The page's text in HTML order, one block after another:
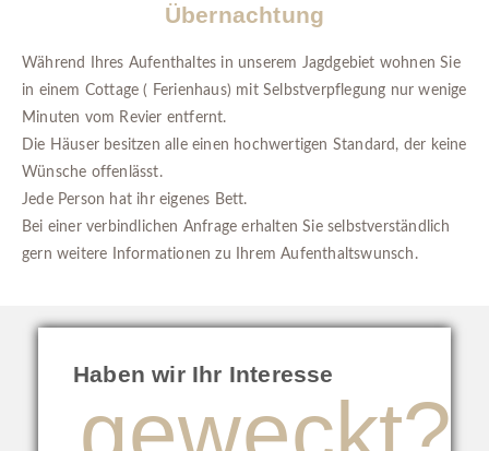
Übernachtung
Während Ihres Aufenthaltes in unserem Jagdgebiet wohnen Sie
in einem Cottage ( Ferienhaus) mit Selbstverpflegung nur wenige
Minuten vom Revier entfernt.
Die Häuser besitzen alle einen hochwertigen Standard, der keine
Wünsche offenlässt.
Jede Person hat ihr eigenes Bett.
Bei einer verbindlichen Anfrage erhalten Sie selbstverständlich
gern weitere Informationen zu Ihrem Aufenthaltswunsch.
Haben wir Ihr Interesse